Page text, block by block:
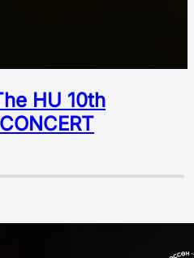
HU 10th